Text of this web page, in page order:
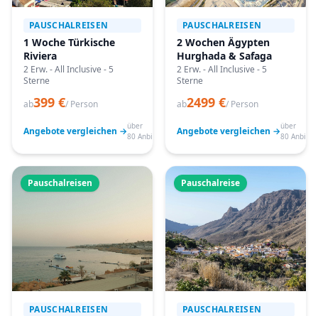
PAUSCHALREISEN
1 Woche Türkische
Riviera
2 Erw. - All Inclusive - 5
Sterne
ab399 €/ Person
Angebote vergleichen →über
80 Anbieter
PAUSCHALREISEN
2 Wochen Ägypten
Hurghada & Safaga
2 Erw. - All Inclusive - 5
Sterne
ab2499 €/ Person
Angebote vergleichen →über
80
Pauschalreisen
PAUSCHALREISEN
Pauschalreise
PAUSCHALREISEN